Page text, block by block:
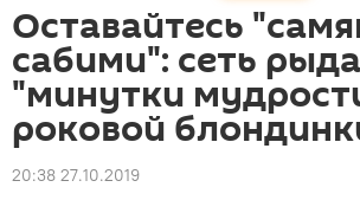
Оставайтесь
сабими": сеть
"минутки
роковой
20:38 27.10.2019